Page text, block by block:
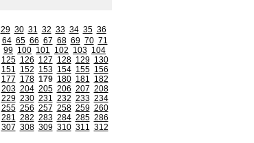
29 30 31 32 33 34 35 36
64 65 66 67 68 69 70 71
99 100 101 102 103 104
125 126 127 128 129 130
151 152 153 154 155 156
177 178 179 180 181 182
203 204 205 206 207 208
229 230 231 232 233 234
255 256 257 258 259 260
281 282 283 284 285 286
307 308 309 310 311 312